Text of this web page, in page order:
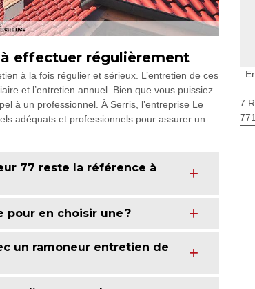
effectuer régulièrement
à la fois régulier et sérieux. L’entretien de ces
et l’entretien annuel. Bien que vous puissiez
à un professionnel. À Serris, l’entreprise Le
adéquats et professionnels pour assurer un
77 reste la référence à
pour en choisir une ?
un ramoneur entretien de
7